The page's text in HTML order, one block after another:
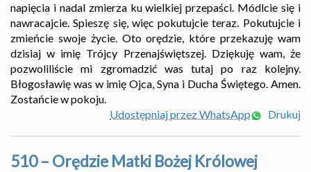
napięcia i nadal zmierza ku wielkiej przepaści. Módlcie się i
nawracajcie. Spieszę się, więc pokutujcie teraz. Pokutujcie i
zmieńcie swoje życie. Oto orędzie, które przekazuję wam
dzisiaj w imię Trójcy Przenajświętszej. Dziękuję wam, że
pozwoliliście mi zgromadzić was tutaj po raz kolejny.
Błogosławię was w imię Ojca, Syna i Ducha Świętego. Amen.
Zostańcie w pokoju.
Udostępniaj przez WhatsApp
Drukuj
510 – Orędzie Matki Bożej Królowej